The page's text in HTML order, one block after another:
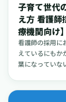
焦点を当てます
がら、現場の負
の現実的な方法
子育て世代
え方 看護師
療機関向け】
看護師の採用に
えているにもか
葉になっていな
なところにあ